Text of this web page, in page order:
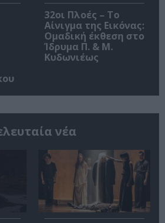
32οι Πλοές – Το
Αίνιγμα της Εικόνας:
Ομαδική έκθεση στο
Ίδρυμα Π. & Μ.
Κυδωνιέως
νέα